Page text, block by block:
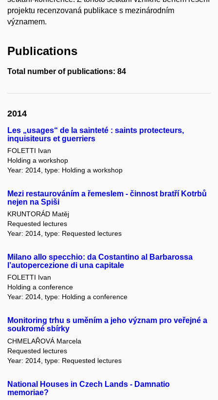
projektu recenzovaná publikace s mezinárodním
významem.
Publications
Total number of publications: 84
2014
Les „usages“ de la sainteté : saints protecteurs,
inquisiteurs et guerriers
FOLETTI Ivan
Holding a workshop
Year: 2014, type: Holding a workshop
Mezi restaurováním a řemeslem - činnost bratří Kotrbů
nejen na Spiši
KRUNTORÁD Matěj
Requested lectures
Year: 2014, type: Requested lectures
Milano allo specchio: da Costantino al Barbarossa
l’autopercezione di una capitale
FOLETTI Ivan
Holding a conference
Year: 2014, type: Holding a conference
Monitoring trhu s uměním a jeho význam pro veřejné a
soukromé sbírky
CHMELAŘOVÁ Marcela
Requested lectures
Year: 2014, type: Requested lectures
National Houses in Czech Lands - Damnatio
memoriae?